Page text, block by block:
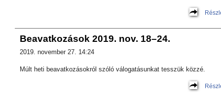
Beavatkozások 2019. nov. 18–24.
2019. november 27. 14:24
Múlt heti beavatkozásokról szóló válogatásunkat tesszük közzé.